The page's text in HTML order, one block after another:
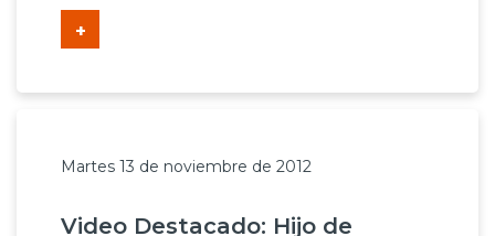
+
Martes 13 de noviembre de 2012
Video Destacado: Hijo de